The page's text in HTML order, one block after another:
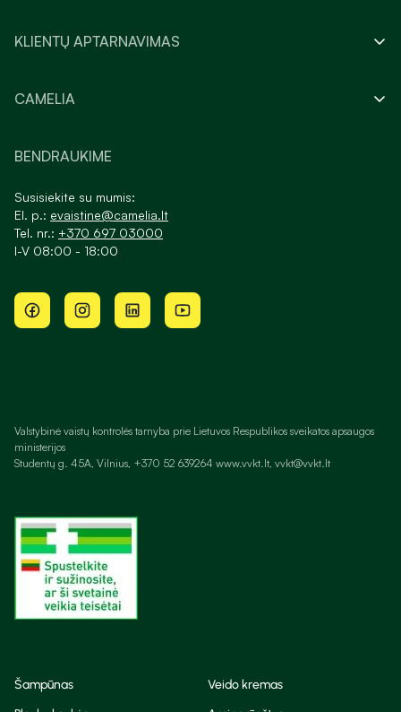
KLIENTŲ APTARNAVIMAS
CAMELIA
BENDRAUKIME
Susisiekite su mumis:
El. p.: evaistine@camelia.lt
Tel. nr.: +370 697 03000
I-V 08:00 - 18:00
Valstybinė vaistų kontrolės tarnyba prie Lietuvos Respublikos sveikatos apsaugos
ministerijos
Studentų g. 45A, Vilnius, +370 52 639264 www.vvkt.lt, vvkt@vvkt.lt
Šampūnas
Veido kremas